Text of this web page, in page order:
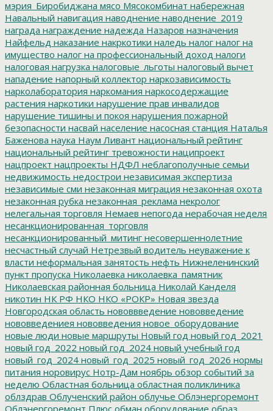
мэрия_Биробиджана мясо Мясокомбинат набережная
Навальный навигация наводнение наводнение_2019
награда награждение надежда Назаров назначения
Найфельд наказание накркотики наледь налог налог на
имущество налог на профессиональный доход налоги
налоговая нагрузка налоговые_льготы налоговый вычет
нападение напорный коллектор наркозависимость
нарколаборатория наркомания наркосодержащие
растения наркотики нарушение прав инвалидов
нарушение тишины и покоя нарушения пожарной
безопасности насвай население насосная станция Наталья
Баженова наука Наум Ливант национальный рейтинг
национальный рейтинг тревожности наципроект
нацпроект нацпроекты НДФЛ неблагополучные семьи
недвижимость недострои независимая экспертиза
независимые сми незаконная миграция незаконная охота
незаконная рубка незаконная_реклама некролог
нелегальная торговля Немаев непогода нерабочая неделя
несанкционированная_торговля
несанкционированный_митинг несовершеннолетние
несчастный случай Нетрезвый водитель неуважение к
власти неформальная занятость нефть Нижнеленинский
пункт пропуска Николаевка николаевка_памятник
Николаевская районная больница Николай Канделя
никотин НК РФ НКО НКО «РОКР» Новая звезда
Новгородская область нововвведение нововведение
нововведениея нововведения новое_оборудование
новые люди новые маршруты Новый год новый год_2021
новый год_2022 новый год_2024 новый учебный год
новый_год_2024 новый_год_2025 новый_год_2026 нормы
питания норовирус Нотр-Дам ноябрь обзор событий за
неделю Областная больница областная поликлиника
облздрав Облученский район облучье Облэнергоремонт
Облэнергоремонт Плюс обман оборудование образ